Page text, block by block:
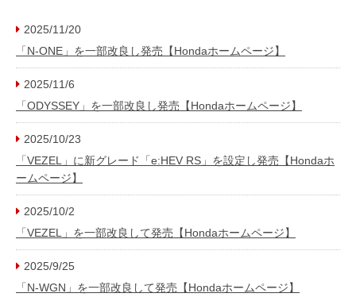
2025/11/20
「N-ONE」を一部改良し発売【Hondaホームページ】
2025/11/6
「ODYSSEY」を一部改良し発売【Hondaホームページ】
2025/10/23
「VEZEL」に新グレード「e:HEV RS」を設定し発売【Hondaホ
ームページ】
2025/10/2
「VEZEL」を一部改良して発売【Hondaホームページ】
2025/9/25
「N-WGN」を一部改良して発売【Hondaホームページ】